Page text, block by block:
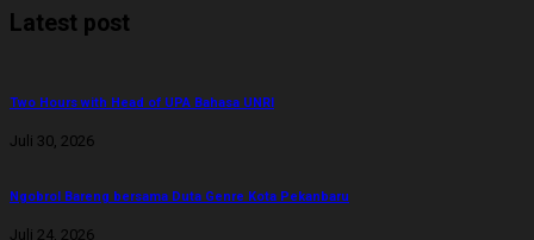
Latest post
Two Hours with Head of UPA Bahasa UNRI
Juli 30, 2026
Ngobrol Bareng bersama Duta Genre Kota Pekanbaru
Juli 24, 2026